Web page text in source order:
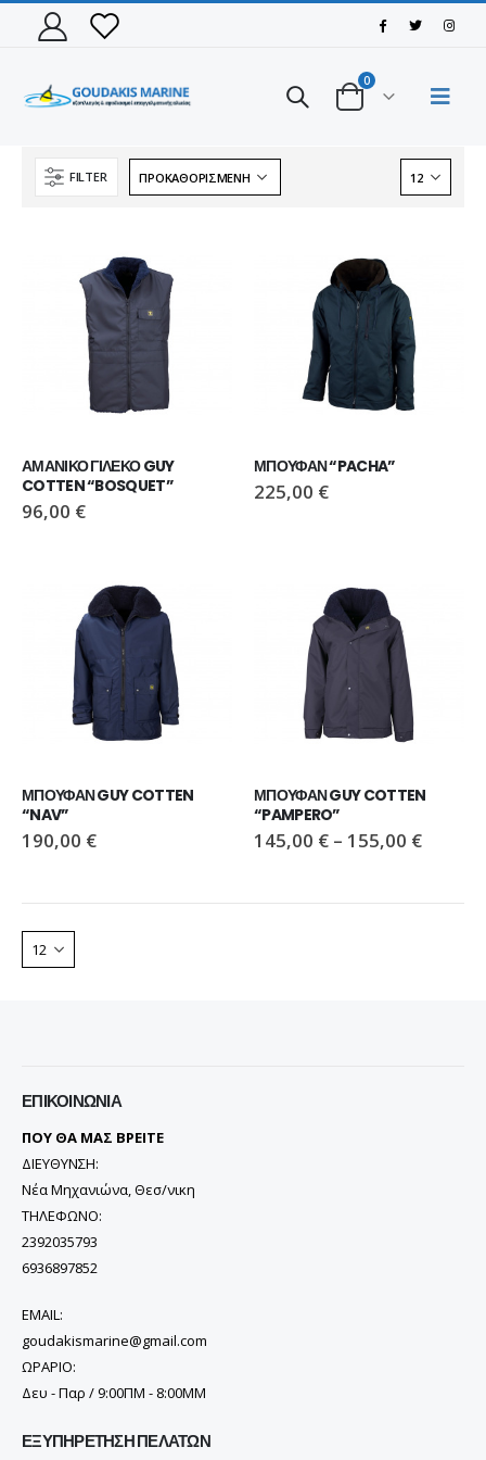
0
FILTER
ΑΜΑΝΙΚΟ ΓΙΛΕΚΟ GUY
COTTEN “BOSQUET”
96,00 €
ΜΠΟΥΦΑΝ “PACHA”
225,00 €
ΜΠΟΥΦΑΝ GUY COTTEN
“NAV”
190,00 €
ΜΠΟΥΦΑΝ GUY COTTEN
“PAMPERO”
145,00 € – 155,00 €
110,00
55,00 €
110,00 €
ΕΠΙΚΟΙΝΩΝΊΑ
ΠΟΥ ΘΑ ΜΑΣ ΒΡΕΙΤΕ
ΔΙΕΥΘΥΝΣΗ:
Νέα Μηχανιώνα, Θεσ/νικη
ΤΗΛΕΦΩΝΟ:
2392035793
6936897852
EMAIL:
goudakismarine@gmail.com
ΩΡΑΡΙΟ:
Δευ - Παρ / 9:00ΠΜ - 8:00ΜΜ
ΕΞΥΠΗΡΈΤΗΣΗ ΠΕΛΑΤΏΝ